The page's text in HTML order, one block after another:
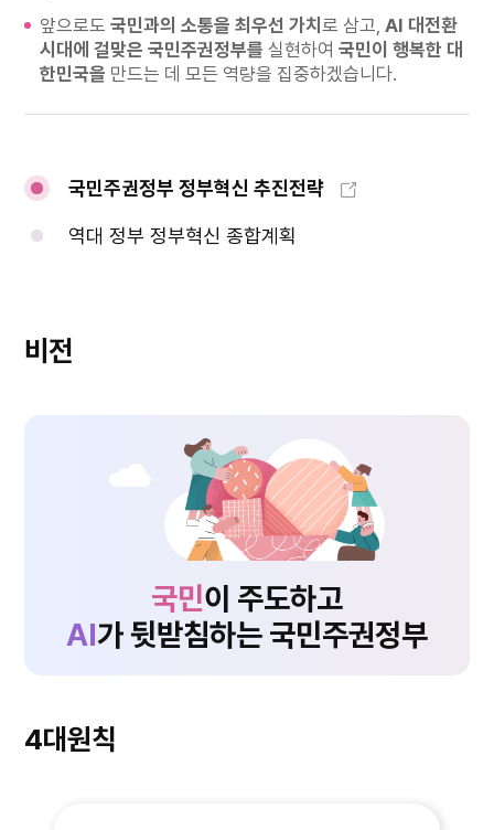
앞으로도 국민과의 소통을 최우선 가치 로 삼고, AI 대전환
시대에 걸맞은 국민주권정부를 실현하여 국민이 행복한 대
한민국을 만드는 데 모든 역량을 집중하겠습니다.
국민주권정부 정부혁신 추진전략
역대 정부 정부혁신 종합계획
비전
국민이 주도하고
AI가 뒷받침하는 국민주권정부
4대원칙